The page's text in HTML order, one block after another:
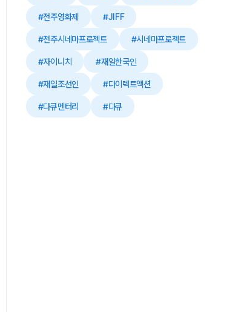
#전주영화제 #JIFF
#전주시네마프로젝트 #시네마프로젝트
#자이니치 #재일한국인
#재일조선인 #다이렉트액션
#다큐멘터리 #다큐